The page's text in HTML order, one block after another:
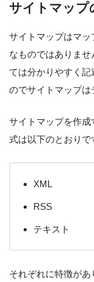
サイトマップ
サイトマップはマッ
なものではありま
ては分かりやすく
のでサイトマップは
サイトマップを作
式は以下のとおりで
XML
RSS
テキスト
それぞれに特徴が